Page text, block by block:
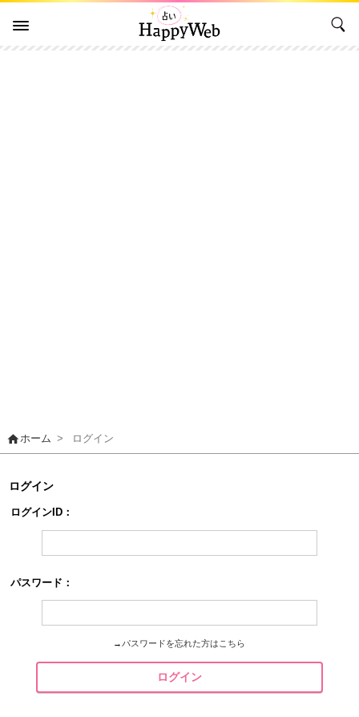
homeホーム > ログイン
ログイン
ログインID：
パスワード：
→ パスワードを忘れた方はこちら
ログイン